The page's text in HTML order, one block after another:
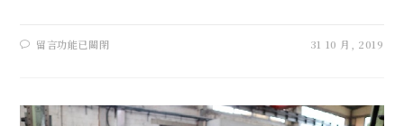
留言功能已關閉 31 10 月, 2019